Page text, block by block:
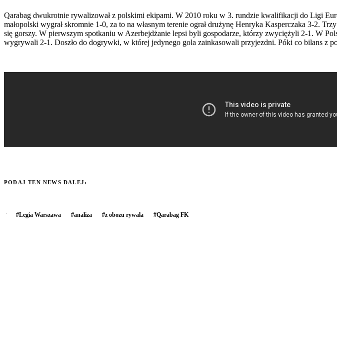
Qarabag dwukrotnie rywalizował z polskimi ekipami. W 2010 roku w 3. rundzie kwalifikacji do Ligi
małopolski wygrał skromnie 1-0, za to na własnym terenie ograł drużynę Henryka Kasperczaka 3-2.
się gorszy. W pierwszym spotkaniu w Azerbejdżanie lepsi byli gospodarze, którzy zwyciężyli 2-1. W
wygrywali 2-1. Doszło do dogrywki, w której jedynego gola zainkasowali przyjezdni. Póki co bilans z
PODAJ TEN NEWS DALEJ:
#Legia Warszawa #analiza #z obozu rywala #Qarabag FK